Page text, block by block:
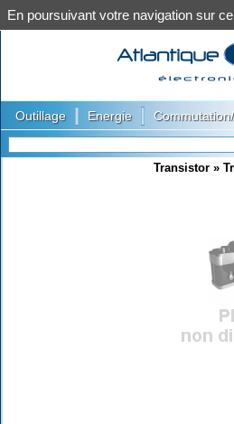
Outillage Energie
Transistor »
En poursuivant votre navigation sur